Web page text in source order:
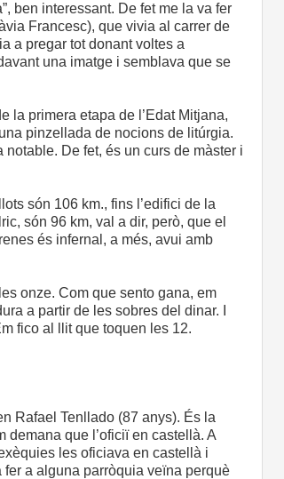
ben interessant. De fet me la va fer
Francesc), que vivia al carrer de
a pregar tot donant voltes a
una imatge i semblava que se
la primera etapa de l’Edat Mitjana,
pinzellada de nocions de litúrgia.
De fet, és un curs de màster i
són 106 km., fins l’edifici de la
són 96 km, val a dir, però, que el
és infernal, a més, avui amb
onze. Com que sento gana, em
a partir de les sobres del dinar. I
fico al llit que toquen les 12.
Rafael Tenllado (87 anys). És la
demana que l’oficiï en castellà. A
les oficiava en castellà i
a alguna parròquia veïna perquè